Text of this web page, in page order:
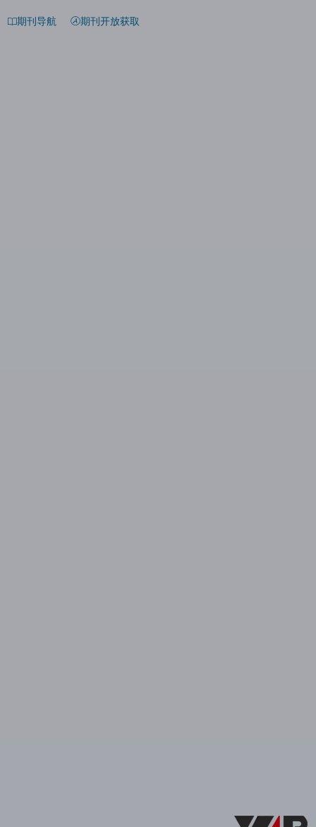
期刊导航 期刊开放获取